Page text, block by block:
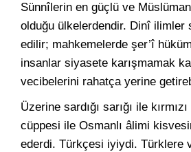
Sünnîlerin en güçlü ve
olduğu ülkelerdendir. Dinî ilimler
edilir; mahkemelerde şer’î
insanlar siyasete karışmamak
vecibelerini rahatça yerine
Üzerine sardığı sarığı ile
cüppesi ile Osmanlı âlimi
ederdi. Türkçesi iyiydi. Türklere